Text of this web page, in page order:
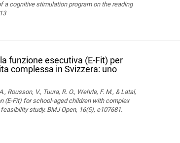
a cognitive stimulation program on the reading
funzione esecutiva (E-Fit) per
complessa in Svizzera: uno
Rousson, V., Tuura, R. O., Wehrle, F. M., & Latal,
(E-Fit) for school-aged children with complex
study. BMJ Open, 16(5), e107681.